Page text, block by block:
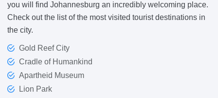
you will find Johannesburg an incredibly welcoming place.
Check out the list of the most visited tourist destinations in
the city.
Gold Reef City
Cradle of Humankind
Apartheid Museum
Lion Park